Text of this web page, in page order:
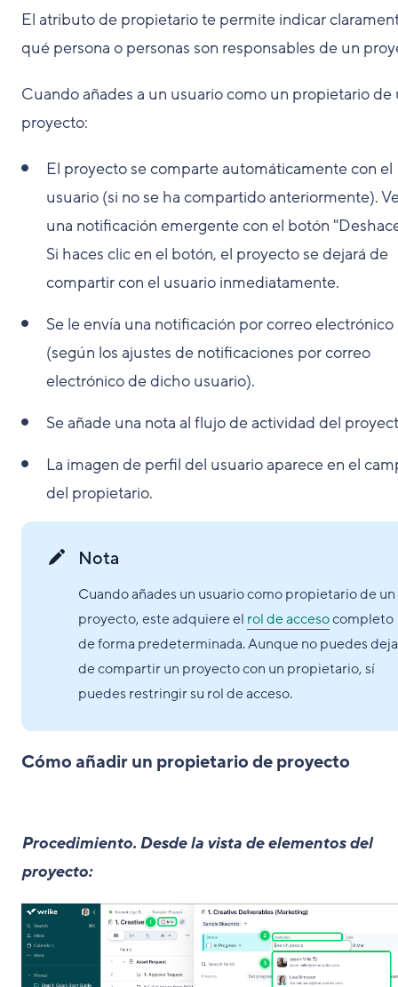
El atributo de propietario te permite indicar
qué persona o personas son responsables de un
Cuando añades a un usuario como un propietario de
proyecto:
El proyecto se comparte automáticamente con el
usuario (si no se ha compartido anteriormente).
una notificación emergente con el botón
Si haces clic en el botón, el proyecto se dejará de
compartir con el usuario inmediatamente.
Se le envía una notificación por correo electrónico
(según los ajustes de notificaciones por correo
electrónico de dicho usuario).
Se añade una nota al flujo de actividad del
La imagen de perfil del usuario aparece en el
del propietario.
Nota
Cuando añades un usuario como propietario de un
proyecto, este adquiere el rol de accesocompleto
de forma predeterminada. Aunque no puedes
de compartir un proyecto con un propietario, sí
puedes restringir su rol de acceso.
Cómo añadir un propietario de proyecto
Procedimiento. Desde la vista de elementos del
proyecto: